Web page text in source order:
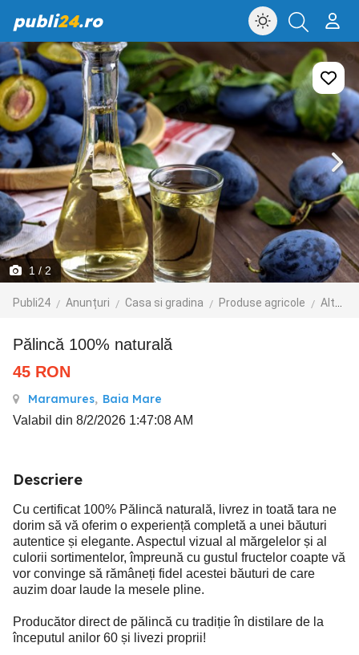
publi24.ro
1 / 2
Publi24 Anunțuri Casa si gradina Produse agricole Alte produse
Pălincă 100% naturală
45 RON
Maramures, Baia Mare
Valabil din 8/2/2026 1:47:08 AM
Descriere
Cu certificat 100% Pălincă naturală, livrez in toată tara ne
dorim să vă oferim o experiență completă a unei băuturi
autentice și elegante. Aspectul vizual al mărgelelor și al
culorii sortimentelor, împreună cu gustul fructelor coapte vă
vor convinge să rămâneți fidel acestei băuturi de care
auzim doar laude la mesele pline.
Producător direct de pălincă cu tradiție în distilare de la
începutul anilor 60 și livezi proprii!